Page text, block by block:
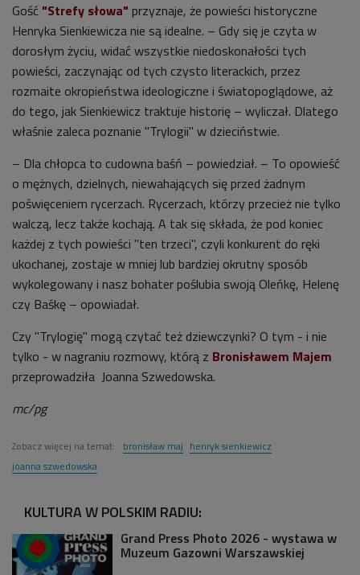
Gość "Strefy słowa" przyznaje, że powieści historyczne
Henryka Sienkiewicza nie są idealne. – Gdy się je czyta w
dorosłym życiu, widać wszystkie niedoskonałości tych
powieści, zaczynając od tych czysto literackich, przez
rozmaite okropieństwa ideologiczne i światopoglądowe, aż
do tego, jak Sienkiewicz traktuje historię – wyliczał. Dlatego
właśnie zaleca poznanie "Trylogii" w dzieciństwie.
– Dla chłopca to cudowna baśń – powiedział. – To opowieść
o mężnych, dzielnych, niewahających się przed żadnym
poświęceniem rycerzach. Rycerzach, którzy przecież nie tylko
walczą, lecz także kochają. A tak się składa, że pod koniec
każdej z tych powieści "ten trzeci", czyli konkurent do ręki
ukochanej, zostaje w mniej lub bardziej okrutny sposób
wykolegowany i nasz bohater poślubia swoją Oleńkę, Helenę
czy Baśkę – opowiadał.
Czy "Trylogię" mogą czytać też dziewczynki? O tym - i nie
tylko - w nagraniu rozmowy, którą z Bronisławem Majem
przeprowadziła Joanna Szwedowska.
mc/pg
Zobacz więcej na temat: bronisław maj henryk sienkiewicz
joanna szwedowska
KULTURA W POLSKIM RADIU:
Grand Press Photo 2026 - wystawa w
Muzeum Gazowni Warszawskiej